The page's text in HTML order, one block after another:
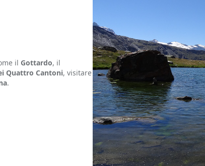
il Gottardo, il
Quattro Cantoni, visitare
.